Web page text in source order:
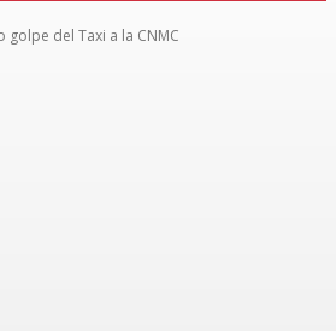
golpe del Taxi a la CNMC